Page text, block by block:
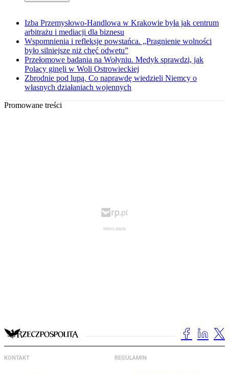
Izba Przemysłowo-Handlowa w Krakowie była jak centrum
arbitrażu i mediacji dla biznesu
Wspomnienia i refleksje powstańca. „Pragnienie wolności
było silniejsze niż chęć odwetu”
Przełomowe badania na Wołyniu. Medyk sprawdzi, jak
Polacy ginęli w Woli Ostrowieckiej
Zbrodnie pod lupą. Co naprawdę wiedzieli Niemcy o
własnych działaniach wojennych
Promowane treści
KONTAKT REGULAMIN